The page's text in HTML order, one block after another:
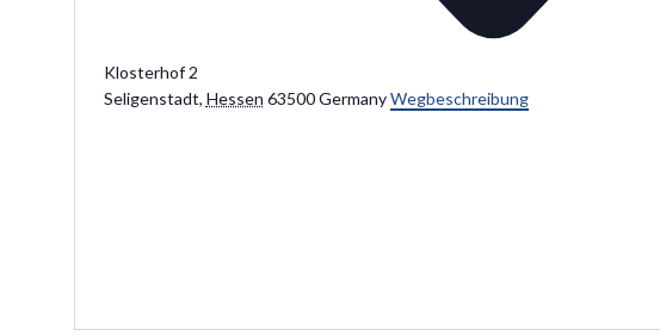
Klosterhof 2
Seligenstadt, Hessen 63500 Germany Wegbeschreibung